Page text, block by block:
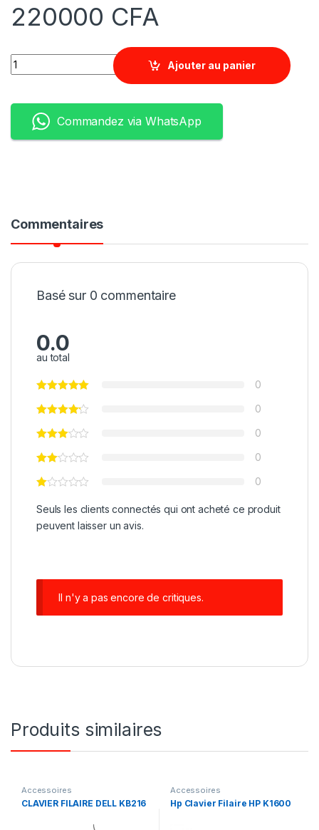
220000 CFA
Quantity
Ajouter au panier
Commandez via WhatsApp
Commentaires
Basé sur 0 commentaire
0.0
au total
0
0
0
0
0
Seuls les clients connectés qui ont acheté ce produit
peuvent laisser un avis.
Il n'y a pas encore de critiques.
Produits similaires
Accessoires
CLAVIER FILAIRE DELL KB216
Accessoires
Hp Clavier Filaire HP K1600